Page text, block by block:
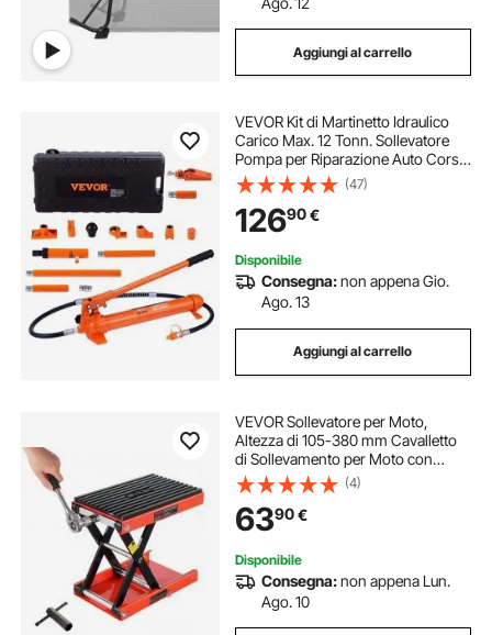
Aggiungi al carrello
VEVOR Kit di Martinetto Idraulico
Carico Max. 12 Tonn. Sollevatore
Pompa per Riparazione Auto Corsa
da 135 mm, Kit Utensili Sollevatore
Idraulico Tipo d'Olio HV15 Cilindro
Q235B Anello di Tenuta TPU
(47)
12690€
Disponibile
Consegna:non appena Gio.
Ago. 13
Aggiungi al carrello
VEVOR Sollevatore per Moto,
Altezza di 105-380 mm Cavalletto
di Sollevamento per Moto con
Ampio Ponte, Martinetto a Forbice
per Moto in Acciaio per Impieghi
Gravosi con Cricchetto e Manovella
per ATV
(4)
6390€
Disponibile
Consegna:non appena Lun.
Ago. 10